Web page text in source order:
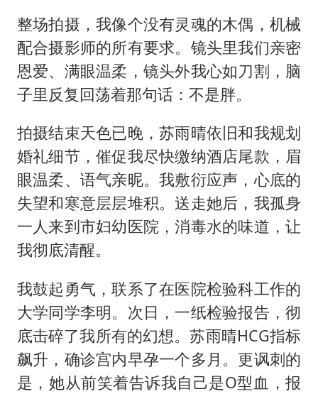
整场拍摄，我像个没有灵魂的木偶，机械
配合摄影师的所有要求。镜头里我们亲密
恩爱、满眼温柔，镜头外我心如刀割，脑
子里反复回荡着那句话：不是胖。
拍摄结束天色已晚，苏雨晴依旧和我规划
婚礼细节，催促我尽快缴纳酒店尾款，眉
眼温柔、语气亲昵。我敷衍应声，心底的
失望和寒意层层堆积。送走她后，我孤身
一人来到市妇幼医院，消毒水的味道，让
我彻底清醒。
我鼓起勇气，联系了在医院检验科工作的
大学同学李明。次日，一纸检验报告，彻
底击碎了我所有的幻想。苏雨晴HCG指标
飙升，确诊宫内早孕一个多月。更讽刺的
是，她从前笑着告诉我自己是O型血，报